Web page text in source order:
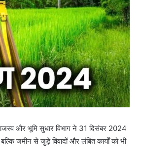
और भूमि सुधार विभाग ने 31 दिसंबर 2024
जमीन से जुड़े विवादों और लंबित कार्यों को भी